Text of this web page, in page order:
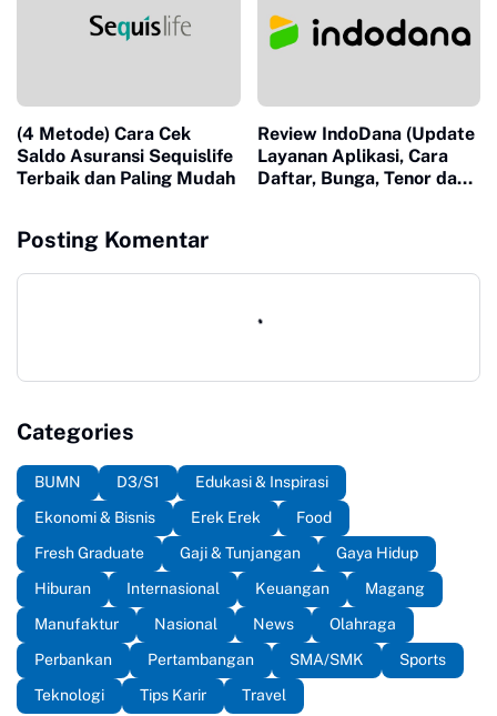
(4 Metode) Cara Cek
Saldo Asuransi Sequislife
Terbaik dan Paling Mudah
Review IndoDana (Update
Layanan Aplikasi, Cara
Daftar, Bunga, Tenor dan
Posting Komentar
Categories
BUMN D3/S1
Edukasi & Inspirasi
Ekonomi & Bisnis
Erek Erek
Food
Fresh Graduate
Gaji & Tunjangan
Gaya Hidup
Hiburan
Internasional Keuangan
Magang
Manufaktur
Nasional News
Olahraga
Perbankan
Pertambangan SMA/SMK
Sports
Teknologi
Tips Karir Travel